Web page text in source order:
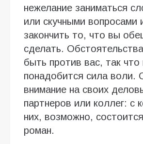
нежелание заниматься
или скучными вопросами
закончить то, что вы
сделать.
быть против вас, так что
понадобится сила воли.
внимание на своих
партнеров или коллег: с
них, возможно,
роман.